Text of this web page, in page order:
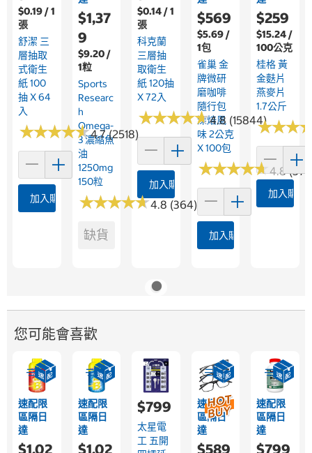
$0.19 / 1
張
舒潔 三
層抽取
式衛生
紙 100
抽 X 64
入
★★★★★
★★★★★4.7 (2518)
加入購物車
$1,37
9
$9.20 /
1粒
Sports
Researc
H
Omega-
3 濃縮魚
油
1250mg
150粒
★★★★★
★★★★★4.8 (364)
缺貨
$0.14 / 1
張
科克蘭
三層抽
取衛生
紙 120抽
X 72入
★★★★★
★★★★★4.8 (15844)
加入購物車
$569
$5.69 /
1包
雀巢 金
牌微研
磨咖啡
隨行包
深焙風
味 2公克
X 100包
★★★★★
★★★★★4.8
加入購物車
$259
$15.24 /
100公克
桂格 黃
金麩片
燕麥片
1.7公斤
★★★
★★★
加入購物
您可能會喜歡
速配限
區隔日
達
$1,02
速配限
區隔日
達
$1,02
$799
太星電
工 五開
速配限
區隔日
達
$589
速配限
區隔日
達
$799